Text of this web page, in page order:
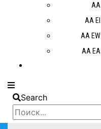
AA
AA EI
AA EW
AA EA
Search